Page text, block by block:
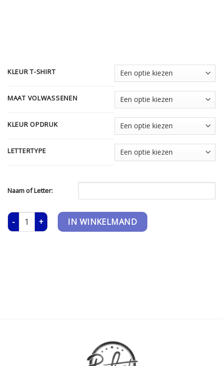
KLEUR T-SHIRT
MAAT VOLWASSENEN
KLEUR OPDRUK
LETTERTYPE
Naam of Letter:
T-shirt - Volwassen - Initiaal aantal
IN WINKELMAND